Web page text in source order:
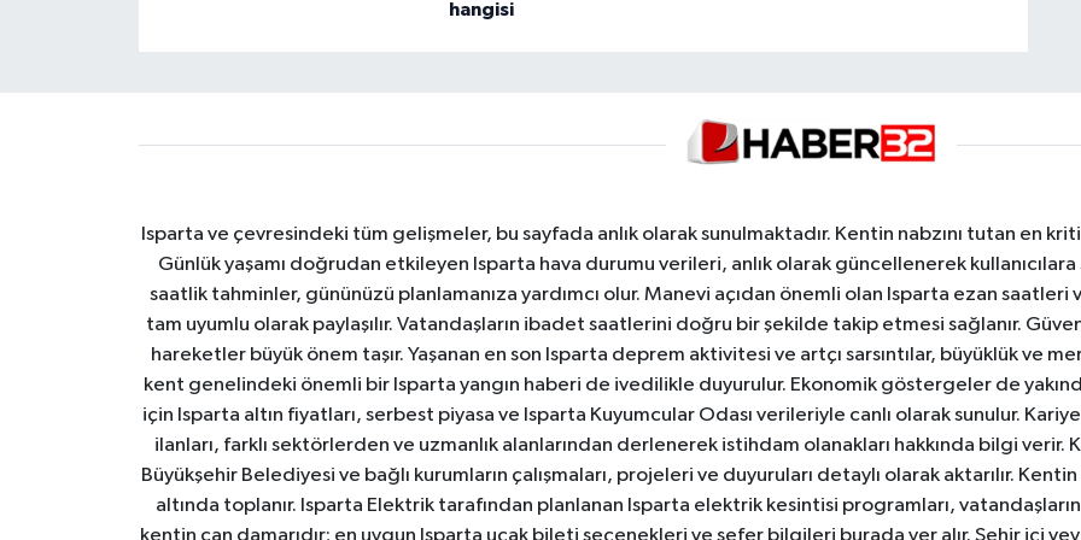
hangisi
Isparta ve çevresindeki tüm gelişmeler, bu sayfada anlık olarak sunulmaktadır. Kentin nabzını tutan en
Günlük yaşamı doğrudan etkileyen Isparta hava durumu verileri, anlık olarak güncellenerek
saatlik tahminler, gününüzü planlamanıza yardımcı olur. Manevi açıdan önemli olan Isparta ezan
tam uyumlu olarak paylaşılır. Vatandaşların ibadet saatlerini doğru bir şekilde takip etmesi sağlanır.
hareketler büyük önem taşır. Yaşanan en son Isparta deprem aktivitesi ve artçı sarsıntılar, büyüklük ve
kent genelindeki önemli bir Isparta yangın haberi de ivedilikle duyurulur. Ekonomik göstergeler de
için Isparta altın fiyatları, serbest piyasa ve Isparta Kuyumcular Odası verileriyle canlı olarak sunulur.
ilanları, farklı sektörlerden ve uzmanlık alanlarından derlenerek istihdam olanakları hakkında bilgi verir.
Büyükşehir Belediyesi ve bağlı kurumların çalışmaları, projeleri ve duyuruları detaylı olarak aktarılır.
altında toplanır. Isparta Elektrik tarafından planlanan Isparta elektrik kesintisi programları,
kentin can damarıdır; en uygun Isparta uçak bileti seçenekleri ve sefer bilgileri burada yer alır. Şehir içi